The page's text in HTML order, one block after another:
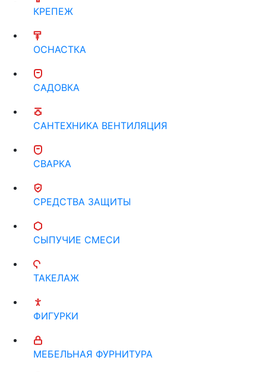
КРЕПЕЖ
ОСНАСТКА
САДОВКА
САНТЕХНИКА ВЕНТИЛЯЦИЯ
СВАРКА
СРЕДСТВА ЗАЩИТЫ
СЫПУЧИЕ СМЕСИ
ТАКЕЛАЖ
ФИГУРКИ
МЕБЕЛЬНАЯ ФУРНИТУРА